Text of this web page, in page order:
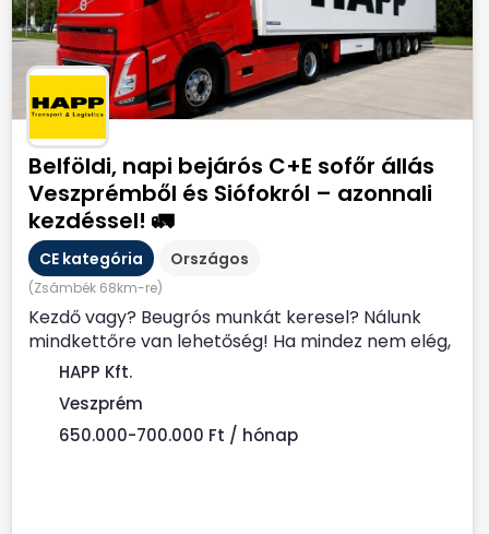
Belföldi, napi bejárós C+E sofőr állás
Veszprémből és Siófokról – azonnali
kezdéssel! 🚛
CE kategória Országos
(Zsámbék 68km-re)
Kezdő vagy? Beugrós munkát keresel? Nálunk
mindkettőre van lehetőség! Ha mindez nem elég,
akkor honoráljuk...
HAPP Kft.
Veszprém
650.000-700.000 Ft / hónap